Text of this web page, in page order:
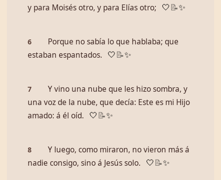
y para Moisés otro, y para Elías otro;
🤍 📝✨
6
Porque no sabía lo que hablaba; que
estaban espantados.
🤍 📝✨
7
Y vino una nube que les hizo sombra, y
una voz de la nube, que decía: Este es mi Hijo
amado: á él oíd.
🤍 📝✨
8
Y luego, como miraron, no vieron más á
nadie consigo, sino á Jesús solo.
🤍 📝✨